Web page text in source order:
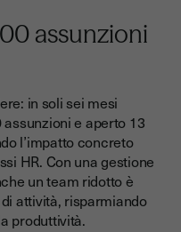
assunzioni
in soli sei mesi
e aperto 13
l’impatto concreto
HR. Con una gestione
un team ridotto è
attività, risparmiando
produttività.